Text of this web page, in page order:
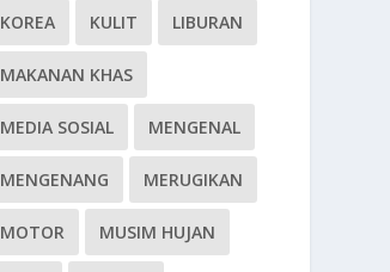
KOREA KULIT LIBURAN
MAKANAN KHAS
MEDIA SOSIAL MENGENAL
MENGENANG MERUGIKAN
MOTOR MUSIM HUJAN